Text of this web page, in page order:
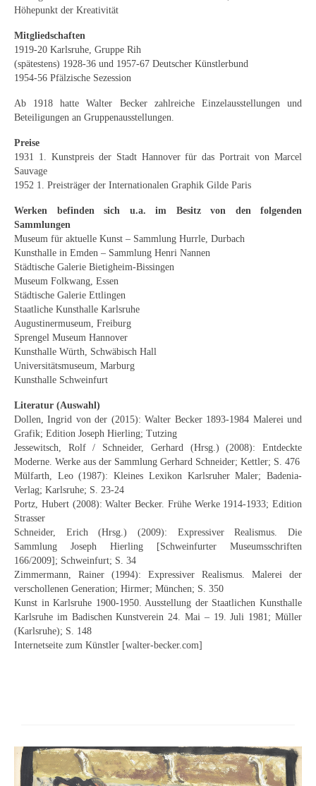
Höhepunkt der Kreativität
Mitgliedschaften
1919-20 Karlsruhe, Gruppe Rih
(spätestens) 1928-36 und 1957-67 Deutscher Künstlerbund
1954-56 Pfälzische Sezession
Ab 1918 hatte Walter Becker zahlreiche Einzelausstellungen und
Beteiligungen an Gruppenausstellungen.
Preise
1931 1. Kunstpreis der Stadt Hannover für das Portrait von Marcel
Sauvage
1952 1. Preisträger der Internationalen Graphik Gilde Paris
Werken befinden sich u.a. im Besitz von den folgenden
Sammlungen
Museum für aktuelle Kunst – Sammlung Hurrle, Durbach
Kunsthalle in Emden – Sammlung Henri Nannen
Städtische Galerie Bietigheim-Bissingen
Museum Folkwang, Essen
Städtische Galerie Ettlingen
Staatliche Kunsthalle Karlsruhe
Augustinermuseum, Freiburg
Sprengel Museum Hannover
Kunsthalle Würth, Schwäbisch Hall
Universitätsmuseum, Marburg
Kunsthalle Schweinfurt
Literatur (Auswahl)
Dollen, Ingrid von der (2015): Walter Becker 1893-1984 Malerei und
Grafik; Edition Joseph Hierling; Tutzing
Jessewitsch, Rolf / Schneider, Gerhard (Hrsg.) (2008): Entdeckte
Moderne. Werke aus der Sammlung Gerhard Schneider; Kettler; S. 476
Mülfarth, Leo (1987): Kleines Lexikon Karlsruher Maler; Badenia-
Verlag; Karlsruhe; S. 23-24
Portz, Hubert (2008): Walter Becker. Frühe Werke 1914-1933; Edition
Strasser
Schneider, Erich (Hrsg.) (2009): Expressiver Realismus. Die
Sammlung Joseph Hierling [Schweinfurter Museumsschriften
166/2009]; Schweinfurt; S. 34
Zimmermann, Rainer (1994): Expressiver Realismus. Malerei der
verschollenen Generation; Hirmer; München; S. 350
Kunst in Karlsruhe 1900-1950. Ausstellung der Staatlichen Kunsthalle
Karlsruhe im Badischen Kunstverein 24. Mai – 19. Juli 1981; Müller
(Karlsruhe); S. 148
Internetseite zum Künstler [walter-becker.com]